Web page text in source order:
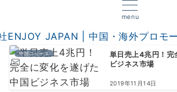
menu
中国ニュース
単日売上4兆円！完
ビジネス市場
2019年11月14日